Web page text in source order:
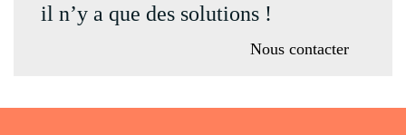
il n’y a que des solutions !
Nous contacter